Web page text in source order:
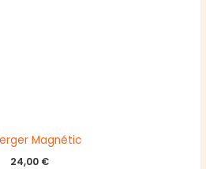
Magnétic
24,00 €